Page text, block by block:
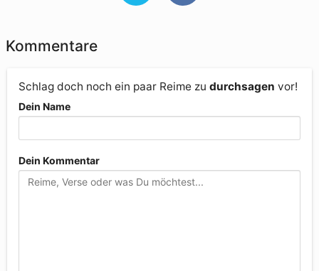
Kommentare
Schlag doch noch ein paar Reime zu durchsagen vor!
Dein Name
Dein Kommentar